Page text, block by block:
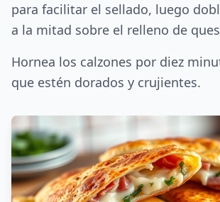
para facilitar el sellado, luego
a la mitad sobre el relleno de
Hornea los calzones por diez
que estén dorados y crujientes.